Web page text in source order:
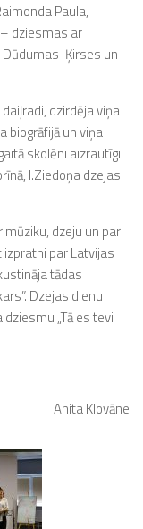
Paula,
– dziesmas ar
Ķirses un
dzirdēja viņa
biogrāfijā un viņa
skolēni aizrautīgi
I.Ziedoņa dzejas
dzeju un par
par Latvijas
tādas
Dzejas dienu
„Tā es tevi
Anita Klovāne